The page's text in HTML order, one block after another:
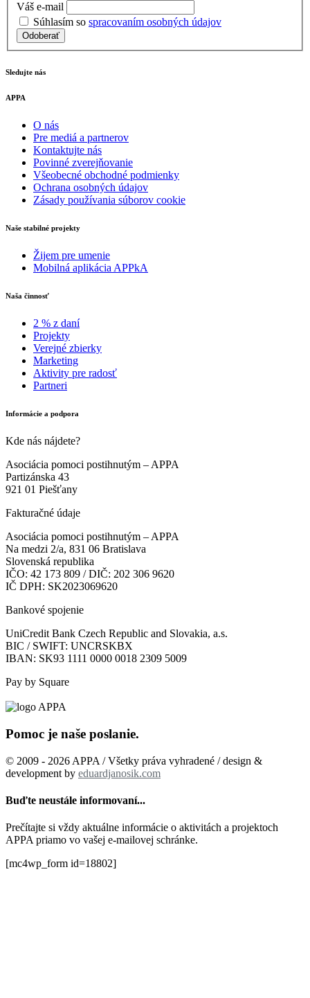
Váš e-mail
Súhlasím so spracovaním osobných údajov
Odoberať
Sledujte nás
APPA
O nás
Pre mediá a partnerov
Kontaktujte nás
Povinné zverejňovanie
Všeobecné obchodné podmienky
Ochrana osobných údajov
Zásady používania súborov cookie
Naše stabilné projekty
Žijem pre umenie
Mobilná aplikácia APPkA
Naša činnosť
2 % z daní
Projekty
Verejné zbierky
Marketing
Aktivity pre radosť
Partneri
Informácie a podpora
Kde nás nájdete?
Asociácia pomoci postihnutým – APPA
Partizánska 43
921 01 Piešťany
Fakturačné údaje
Asociácia pomoci postihnutým – APPA
Na medzi 2/a, 831 06 Bratislava
Slovenská republika
IČO: 42 173 809 / DIČ: 202 306 9620
IČ DPH: SK2023069620
Bankové spojenie
UniCredit Bank Czech Republic and Slovakia, a.s.
BIC / SWIFT: UNCRSKBX
IBAN: SK93 1111 0000 0018 2309 5009
Pay by Square
Pomoc je naše poslanie.
© 2009 - 2026 APPA / Všetky práva vyhradené / design &
development by eduardjanosik.com
Buďte neustále informovaní...
Prečítajte si vždy aktuálne informácie o aktivitách a projektoch
APPA priamo vo vašej e-mailovej schránke.
[mc4wp_form id=18802]